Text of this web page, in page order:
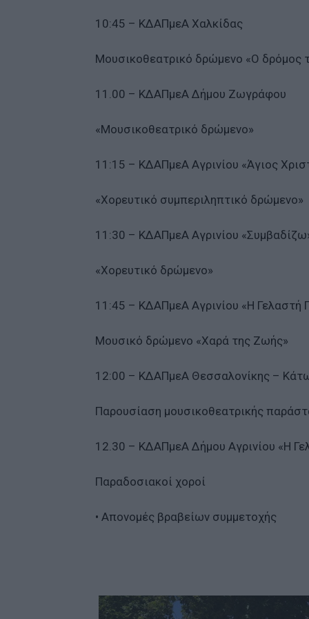
10:45 – ΚΔΑΠμεΑ Χαλκίδας
Μουσικοθεατρικό δρώμενο «Ο δρόμος
11.00 – ΚΔΑΠμεΑ Δήμου Ζωγράφου
«Μουσικοθεατρικό δρώμενο»
11:15 – ΚΔΑΠμεΑ Αγρινίου «Άγιος
«Χορευτικό συμπεριληπτικό δρώμενο»
11:30 – ΚΔΑΠμεΑ Αγρινίου
«Χορευτικό δρώμενο»
11:45 – ΚΔΑΠμεΑ Αγρινίου «Η Γελαστή
Μουσικό δρώμενο «Χαρά της Ζωής»
12:00 – ΚΔΑΠμεΑ Θεσσαλονίκης –
Παρουσίαση μουσικοθεατρικής
12.30 – ΚΔΑΠμεΑ Δήμου Αγρινίου «Η
Παραδοσιακοί χοροί
• Απονομές βραβείων συμμετοχής